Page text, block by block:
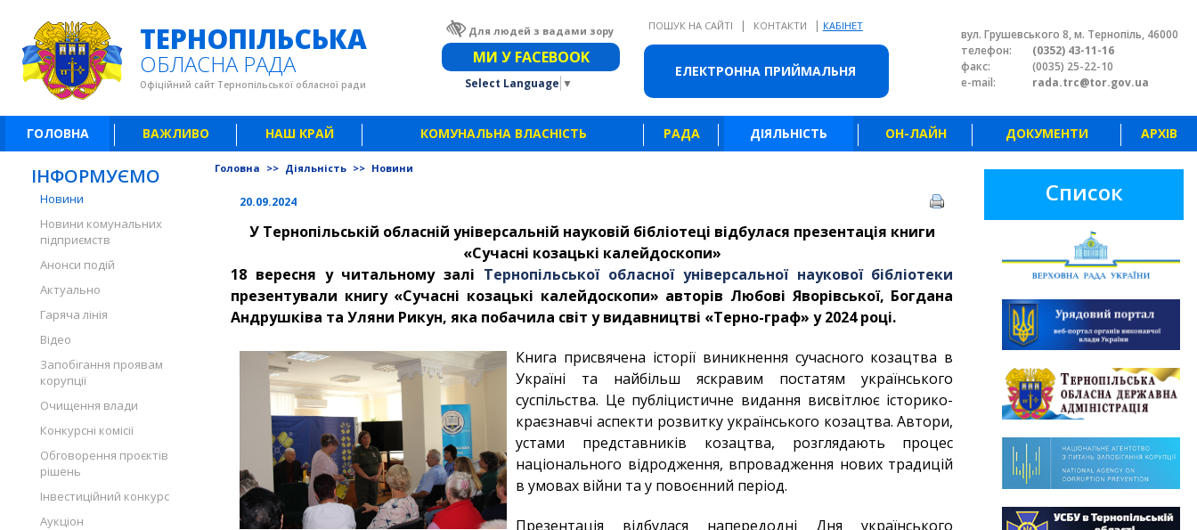
ЕЛЕКТРОННА ПРИЙМАЛЬНЯ
ТЕРНОПІЛЬСЬКА
ОБЛАСНА РАДА
Офіційний сайт Тернопільської обласної ради
Для людей з вадами зору Звичайна версія сайту
МИ У FACEBOOK
Select Language ▼
ПОШУК НА САЙТІ | КОНТАКТИ | КАБІНЕТ
вул. Грушевського 8, м. Тернопіль, 46000
телефон:
(0352) 43-11-16
факс:
(0035) 25-22-10
e-mail:
rada.trc@tor.gov.ua
ГОЛОВНА ВАЖЛИВО НАШ КРАЙ КОМУНАЛЬНА ВЛАСНІСТЬ РАДА ДІЯЛЬНІСТЬ ОН-ЛАЙН ДОКУМЕНТИ АРХІВ
ІНФОРМУЄМО
Новини
Новини комунальних
підприємств
Анонси подій
Актуально
Гаряча лінія
Відео
Запобігання проявам
корупції
Очищення влади
Конкурсні комісії
Обговорення проєктів
рішень
Інвестиційний конкурс
Аукціон
Головна >> Діяльність >> Новини
20.09.2024
У Тернопільській обласній універсальній науковій бібліотеці відбулася презентація книги
«Сучасні козацькі калейдоскопи»
18 вересня у читальному залі Тернопільської обласної універсальної наукової бібліотеки
презентували книгу «Сучасні козацькі калейдоскопи» авторів Любові Яворівської, Богдана
Андрушківа та Уляни Рикун, яка побачила світ у видавництві «Терно-граф» у 2024 році.
Книга присвячена історії виникнення сучасного козацтва в
Україні та найбільш яскравим постатям українського
суспільства. Це публіцистичне видання висвітлює історико-
краєзнавчі аспекти розвитку українського козацтва. Автори,
устами представників козацтва, розглядають процес
національного відродження, впровадження нових традицій
в умовах війни та у повоєнний період.
Презентація відбулася напередодні Дня українського
Список